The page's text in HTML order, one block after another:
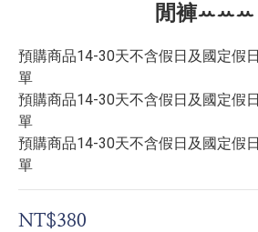
閒褲ꕀꕀꕀ
預購商品14-30天不含假日及國定假
單
預購商品14-30天不含假日及國定假
單
預購商品14-30天不含假日及國定假
單
NT$380